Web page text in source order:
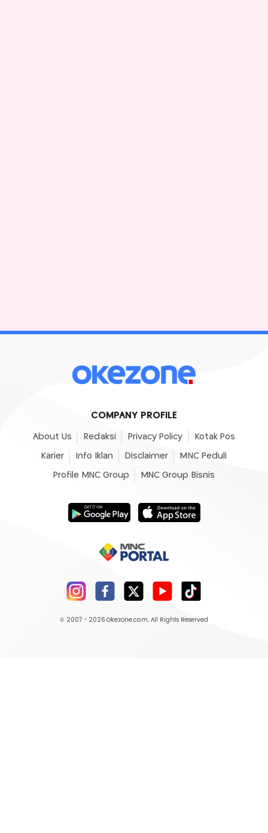
COMPANY PROFILE
About Us Redaksi Privacy Policy Kotak Pos
Karier Info Iklan Disclaimer MNC Peduli
Profile MNC Group MNC Group Bisnis
© 2007 - 2026 Okezone.com, All Rights Reserved